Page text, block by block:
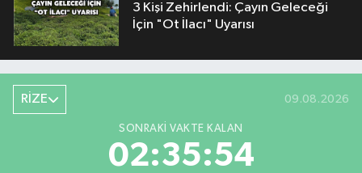
3 Kişi Zehirlendi: Çayın Geleceği
İçin "Ot İlacı" Uyarısı
RİZE 09.08.2026
SONRAKI VAKTE KALAN
02:35:54